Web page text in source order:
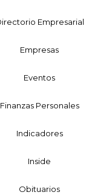
Empresarial
Empresas
Eventos
Finanzas Personales
Indicadores
Inside
Obituarios